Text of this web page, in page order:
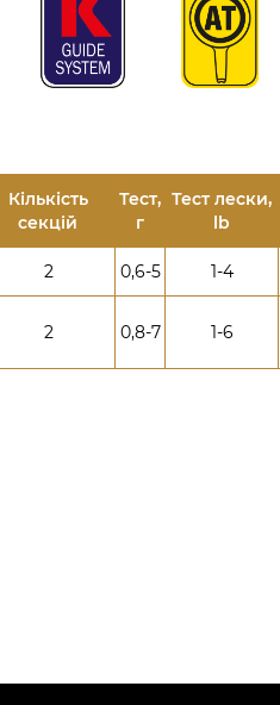
Кількість
секцій
Тест,
г
Тест лески,
lb
2 0,6-5 1-4
2 0,8-7 1-6